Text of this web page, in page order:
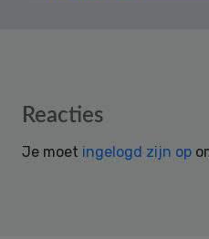
Reader
Reacties
Je moet ingelogd zijn op